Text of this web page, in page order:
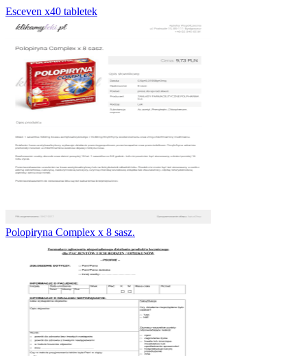
Esceven x40 tabletek
Polopiryna Complex x 8 sasz.